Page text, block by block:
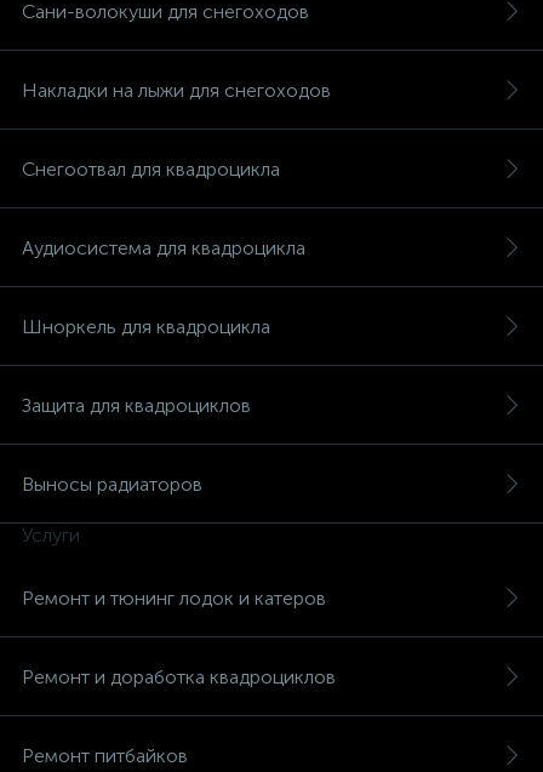
Сани-волокуши для снегоходов
Накладки на лыжи для снегоходов
Снегоотвал для квадроцикла
Аудиосистема для квадроцикла
Шноркель для квадроцикла
Защита для квадроциклов
Выносы радиаторов
Услуги
Ремонт и тюнинг лодок и катеров
Ремонт и доработка квадроциклов
Ремонт питбайков